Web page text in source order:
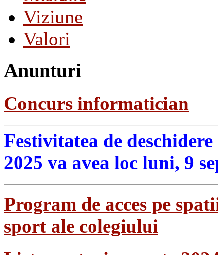
Viziune
Valori
Anunturi
Concurs informatician
Festivitatea de
2025 va avea loc luni, 9
Program de acces pe
sport ale colegiului